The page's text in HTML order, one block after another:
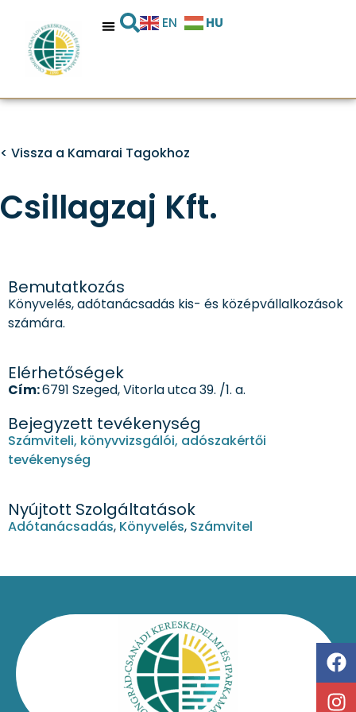
EN HU
< Vissza a Kamarai Tagokhoz
Csillagzaj Kft.
Bemutatkozás
Könyvelés, adótanácsadás kis- és középvállalkozások
számára.
Elérhetőségek
Cím:6791 Szeged, Vitorla utca 39. /1. a.
Bejegyzett tevékenység
Számviteli, könyvvizsgálói, adószakértői
tevékenység
Nyújtott Szolgáltatások
Adótanácsadás, Könyvelés, Számvitel